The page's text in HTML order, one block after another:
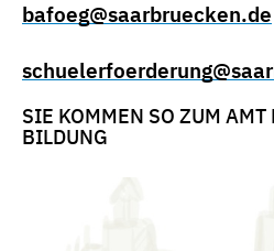
bafoeg@saarbruecken.de
SIE KOMMEN SO ZUM AMT
BILDUNG